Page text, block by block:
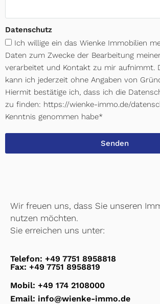
Datenschutz
Ich willige ein das Wienke Immobilien
Daten zum Zwecke der Bearbeitung
verarbeitet und Kontakt zu mir aufnimmt.
kann ich jederzeit ohne Angaben von
Hiermit bestätige ich, dass ich die
zu finden: https://wienke-immo.de/
Kenntnis genommen habe*
Senden
Wir freuen uns, dass Sie unseren
nutzen möchten.
Sie erreichen uns unter:
Telefon: +49 7751 8958818
Fax: +49 7751 8958819
Mobil: +49 174 2108000
Email: info@wienke-immo.de